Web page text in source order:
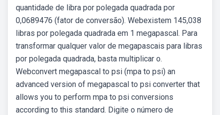
quantidade de libra por polegada quadrada por
0,0689476 (fator de conversão). Webexistem 145,038
libras por polegada quadrada em 1 megapascal. Para
transformar qualquer valor de megapascais para libras
por polegada quadrada, basta multiplicar o.
Webconvert megapascal to psi (mpa to psi) an
advanced version of megapascal to psi converter that
allows you to perform mpa to psi conversions
according to this standard. Digite o número de